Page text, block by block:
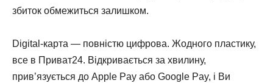
збиток обмежиться залишком.
Digital-карта — повністю цифрова. Жодного пластику,
все в Приват24. Відкривається за хвилину,
прив’язується до Apple Pay або Google Pay, і Ви